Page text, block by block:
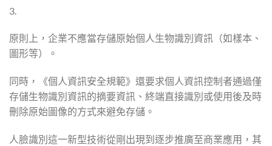
3.
原則上，企業不應當存儲原始個人生物識別資訊（如樣本、
圖形等）。
同時，《個人資訊安全規範》還要求個人資訊控制者通過僅
存儲生物識別資訊的摘要資訊、終端直接識別或使用後及時
刪除原始圖像的方式來避免存儲。
人臉識別這一新型技術從剛出現到逐步推廣至商業應用，其